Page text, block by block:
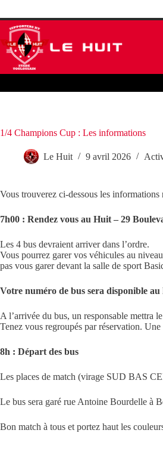
contenu
1/4 Champions Cup : Les informations
Le Huit 9 avril 2026
Vous trouverez ci-dessous les
7h00 : Rendez vous au Huit – 29
Les 4 bus devraient arriver dans l’ordre.
Vous pourrez garer vos véhicules au
pas vous garer devant la salle de sport
Votre numéro de bus sera disponible
A l’arrivée du bus, un responsable mettra
Tenez vous regroupés par réservation. Une
8h : Départ des bus
Les places de match (virage SUD BAS
Le bus sera garé rue Antoine Bourdelle à
Bon match à tous et portez haut les